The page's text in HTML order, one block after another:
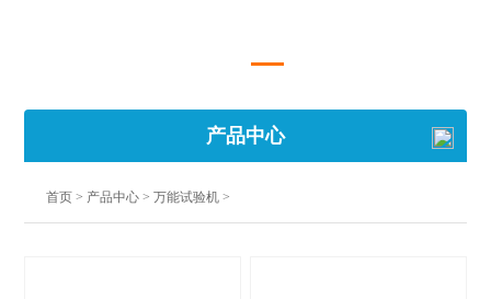
产品中心
首页 > 产品中心 >万能试验机 >